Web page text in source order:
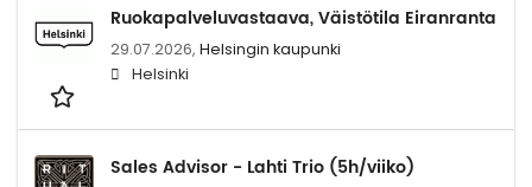
Ruokapalveluvastaava, Väistötila Eiranranta
29.07.2026, Helsingin kaupunki
Helsinki
Sales Advisor - Lahti Trio (5h/viiko)